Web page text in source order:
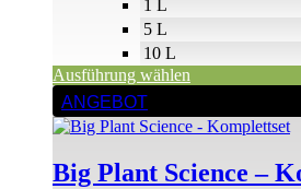
1 L
5 L
10 L
Ausführung wählen
ANGEBOT
Big Plant Science –